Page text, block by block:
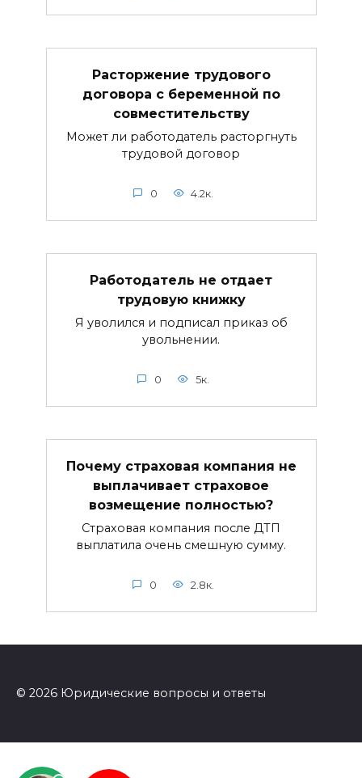
Расторжение трудового
договора с беременной по
совместительству
Может ли работодатель расторгнуть
трудовой договор
0 4.2к.
Работодатель не отдает
трудовую книжку
Я уволился и подписал приказ об
увольнении.
0 5к.
Почему страховая компания не
выплачивает страховое
возмещение полностью?
Страховая компания после ДТП
выплатила очень смешную сумму.
0 2.8к.
© 2026 Юридические вопросы и ответы